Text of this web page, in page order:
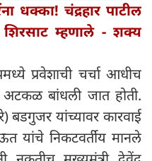
धक्का! चंद्रहार पाटील
म्हणाले - शक्य
प्रवेशाची चर्चा आधीच
बांधली जात होती.
बडगुजर यांच्यावर कारवाई
यांचे निकटवर्तीय मानले